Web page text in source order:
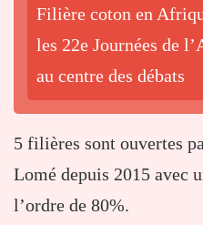
Filière coton en
les 22e Journées de
au centre des débats
5 filières sont ouvertes
Lomé depuis 2015 avec
l’ordre de 80%.